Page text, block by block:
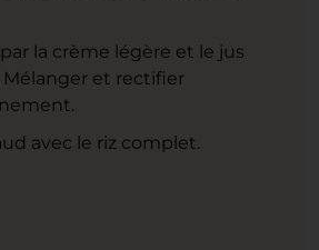
la crème légère et le jus
Mélanger et rectifier
avec le riz complet.